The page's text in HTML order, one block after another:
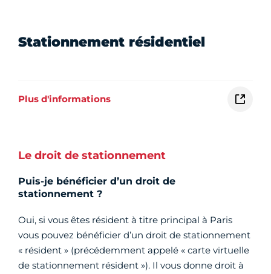
Stationnement résidentiel
Plus d'informations
Le droit de stationnement
Puis-je bénéficier d’un droit de
stationnement ?
Oui, si vous êtes résident à titre principal à Paris
vous pouvez bénéficier d’un droit de stationnement
« résident » (précédemment appelé « carte virtuelle
de stationnement résident »). Il vous donne droit à